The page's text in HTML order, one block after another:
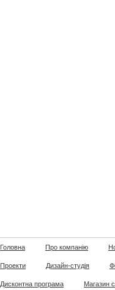
Головна Про компанію
Проекти Дизайн-студія
Дисконтна програма Магазин